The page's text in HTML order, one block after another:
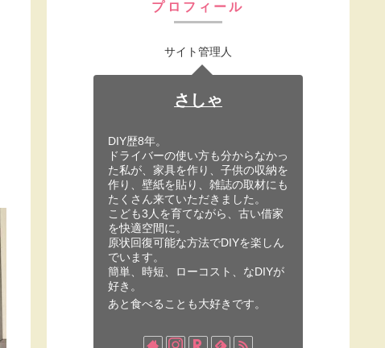
プロフィール
サイト管理人
さしゃ
DIY歴8年。
ドライバーの使い方も分からなかっ
た私が、家具を作り、子供の収納を
作り、壁紙を貼り、雑誌の取材にも
たくさん来ていただきました。
こども3人を育てながら、古い借家
を快適空間に。
原状回復可能な方法でDIYを楽しん
でいます。
簡単、時短、ローコスト、なDIYが
好き。
あと食べることも大好きです。